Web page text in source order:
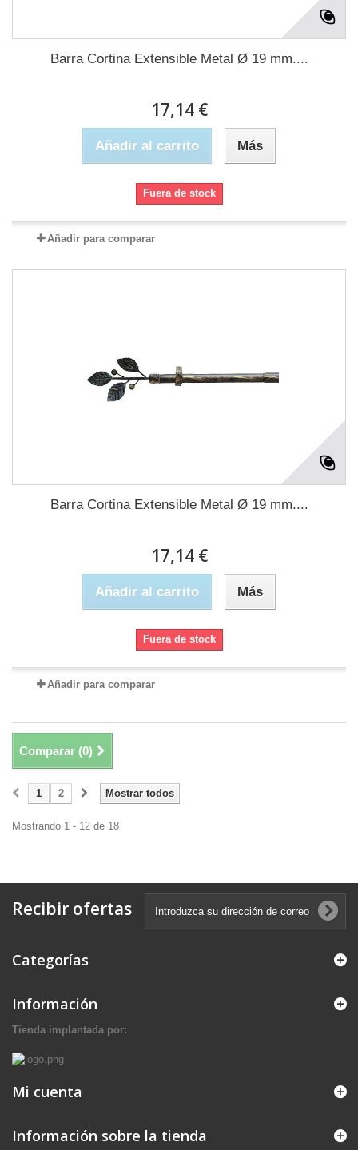
Barra Cortina Extensible Metal Ø 19 mm....
17,14 €
Añadir al carrito Más
Fuera de stock
Añadir para comparar
Barra Cortina Extensible Metal Ø 19 mm....
17,14 €
Añadir al carrito Más
Fuera de stock
Añadir para comparar
Comparar (0)
Mostrar todos
1 2
Mostrando 1 - 12 de 18
Recibir ofertas
Categorías
Información
Tienda implantada por:
Mi cuenta
Información sobre la tienda